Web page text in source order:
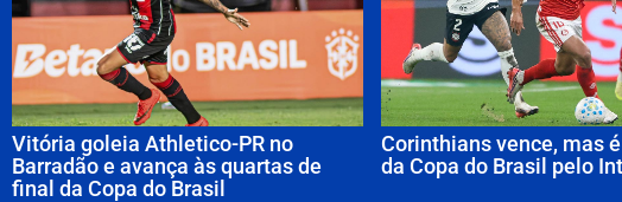
Vitória goleia Athletico-PR no
Barradão e avança às quartas de
final da Copa do Brasil
Corinthians vence, mas
da Copa do Brasil pelo